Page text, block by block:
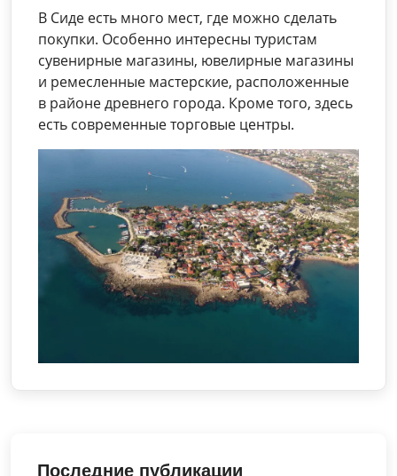
В Сиде есть много мест, где можно сделать
покупки. Особенно интересны туристам
сувенирные магазины, ювелирные магазины
и ремесленные мастерские, расположенные
в районе древнего города. Кроме того, здесь
есть современные торговые центры.
Последние публикации